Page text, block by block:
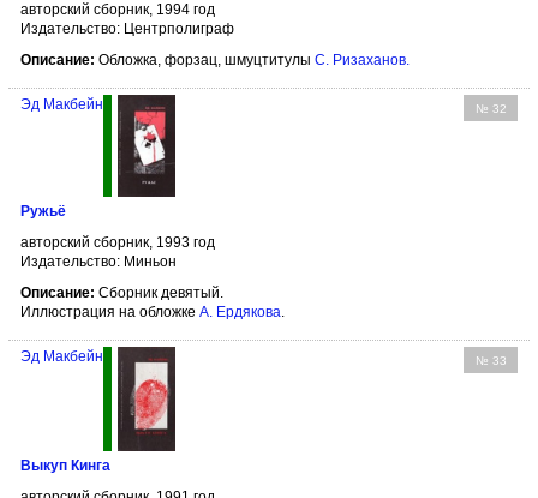
авторский сборник, 1994 год
Издательство: Центрполиграф
Описание: Обложка, форзац, шмуцтитулы С. Ризаханов.
№ 32
Эд Макбейн
Ружьё
авторский сборник, 1993 год
Издательство: Миньон
Описание: Сборник девятый.
Иллюстрация на обложке А. Ердякова.
№ 33
Эд Макбейн
Выкуп Кинга